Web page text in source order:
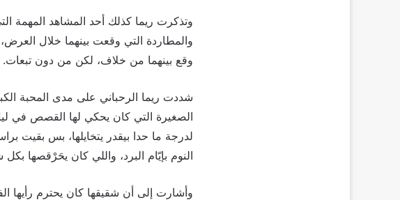
وتذكرت ريما كذلك أحد المشاهد المهمة
وقع بينهما من خلاف، لكن من دون تبعات.
شددت ريما الرحباني على مدى المحبة
الصغيرة التي كان يحكي لها القصص في
لدرجة ما حدا بيقدر يتخايلها، بس بقيت
النوم بإيّام البرد، واللي كان يحَرْقصها
وأشارت إلى أن شقيقها كان يحترم رأيها